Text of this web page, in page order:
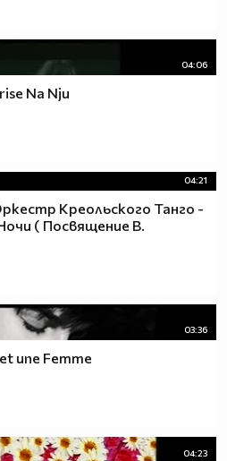
04:06
Na Nju
04:21
Креольского Танго -
( Посвящение В.
03:36
une Femme
04:23